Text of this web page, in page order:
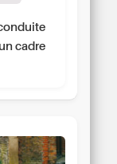
cadre